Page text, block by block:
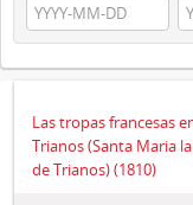
Las tropas francesas
Trianos (Santa Maria
de Trianos) (1810)